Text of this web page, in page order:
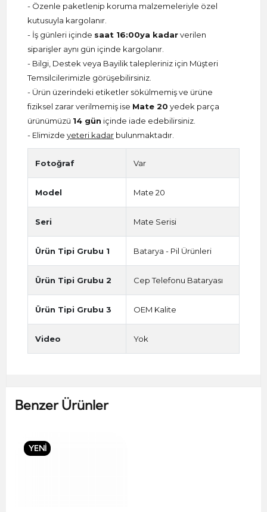
- Özenle paketlenip koruma malzemeleriyle özel
kutusuyla kargolanır.
- İş günleri içinde saat 16:00ya kadarverilen
siparişler aynı gün içinde kargolanır.
- Bilgi, Destek veya Bayilik talepleriniz için Müşteri
Temsilcilerimizle görüşebilirsiniz.
- Ürün üzerindeki etiketler sökülmemiş ve ürüne
fiziksel zarar verilmemiş ise Mate 20 yedek parça
ürünümüzü 14 gün içinde iade edebilirsiniz.
- Elimizde yeteri kadar bulunmaktadır.
Fotoğraf Var
Model Mate 20
Seri Mate Serisi
Ürün Tipi Grubu 1 Batarya - Pil Ürünleri
Ürün Tipi Grubu 2 Cep Telefonu Bataryası
Ürün Tipi Grubu 3 OEM Kalite
Video Yok
Benzer Ürünler
YENİ